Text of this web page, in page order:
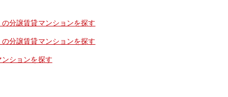
分譲賃貸マンションを探す
分譲賃貸マンションを探す
ションを探す